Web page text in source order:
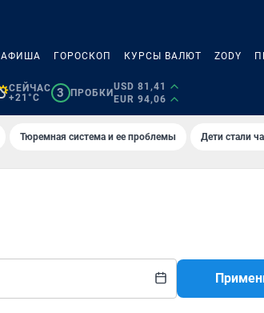
АФИША ГОРОСКОП КУРСЫ ВАЛЮТ ZODY
СЕЙЧАС
+21°C
3 ПРОБКИ
USD 81,41
EUR 94,06
Тюремная система и ее проблемы Дети стали